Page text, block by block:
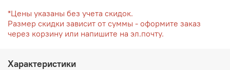
*Цены указаны без учета скидок.
Размер скидки зависит от суммы - оформите заказ
через корзину или напишите на эл.почту.
Характеристики